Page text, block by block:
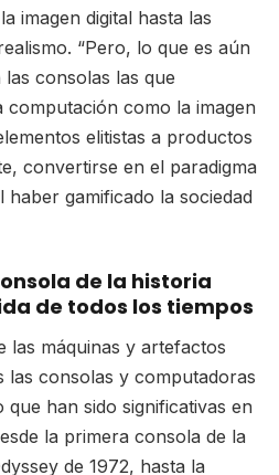
imagen digital hasta las
“Pero, lo que es aún
consolas las que
como la imagen
elitistas a productos
convertirse en el paradigma
haber gamificado la sociedad
de la historia
de todos los tiempos
las máquinas y artefactos
las consolas y computadoras
que han sido significativas en
la primera consola de la
de 1972, hasta la